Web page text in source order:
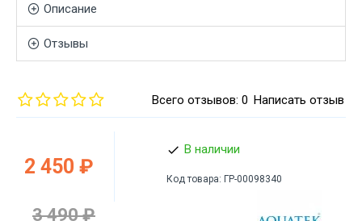
Описание
Отзывы
Всего отзывов: 0 Написать отзыв
2 450 ₽
3 490 ₽
В наличии
Код товара: ГР-00098340